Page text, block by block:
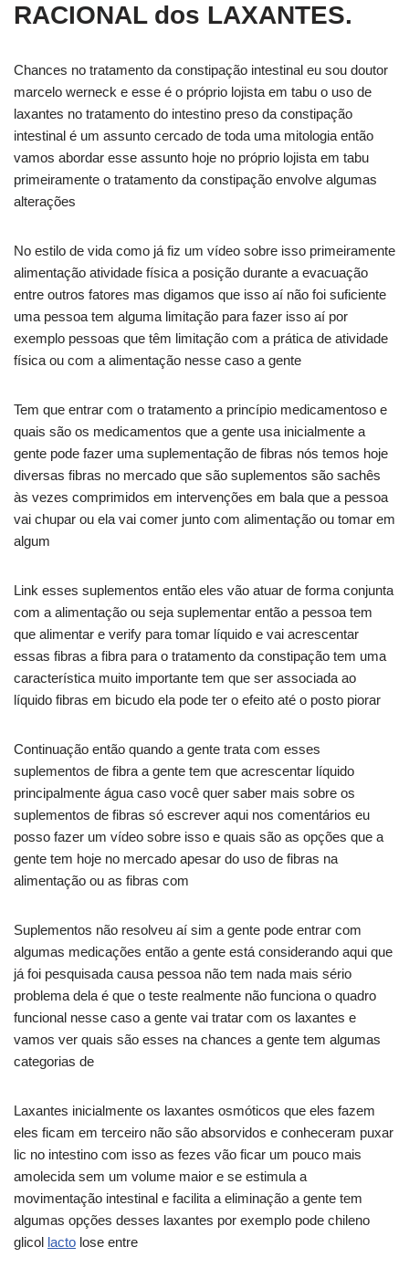
RACIONAL dos LAXANTES.
Chances no tratamento da constipação intestinal eu sou doutor
marcelo werneck e esse é o próprio lojista em tabu o uso de
laxantes no tratamento do intestino preso da constipação
intestinal é um assunto cercado de toda uma mitologia então
vamos abordar esse assunto hoje no próprio lojista em tabu
primeiramente o tratamento da constipação envolve algumas
alterações
No estilo de vida como já fiz um vídeo sobre isso primeiramente
alimentação atividade física a posição durante a evacuação
entre outros fatores mas digamos que isso aí não foi suficiente
uma pessoa tem alguma limitação para fazer isso aí por
exemplo pessoas que têm limitação com a prática de atividade
física ou com a alimentação nesse caso a gente
Tem que entrar com o tratamento a princípio medicamentoso e
quais são os medicamentos que a gente usa inicialmente a
gente pode fazer uma suplementação de fibras nós temos hoje
diversas fibras no mercado que são suplementos são sachês
às vezes comprimidos em intervenções em bala que a pessoa
vai chupar ou ela vai comer junto com alimentação ou tomar em
algum
Link esses suplementos então eles vão atuar de forma conjunta
com a alimentação ou seja suplementar então a pessoa tem
que alimentar e verify para tomar líquido e vai acrescentar
essas fibras a fibra para o tratamento da constipação tem uma
característica muito importante tem que ser associada ao
líquido fibras em bicudo ela pode ter o efeito até o posto piorar
Continuação então quando a gente trata com esses
suplementos de fibra a gente tem que acrescentar líquido
principalmente água caso você quer saber mais sobre os
suplementos de fibras só escrever aqui nos comentários eu
posso fazer um vídeo sobre isso e quais são as opções que a
gente tem hoje no mercado apesar do uso de fibras na
alimentação ou as fibras com
Suplementos não resolveu aí sim a gente pode entrar com
algumas medicações então a gente está considerando aqui que
já foi pesquisada causa pessoa não tem nada mais sério
problema dela é que o teste realmente não funciona o quadro
funcional nesse caso a gente vai tratar com os laxantes e
vamos ver quais são esses na chances a gente tem algumas
categorias de
Laxantes inicialmente os laxantes osmóticos que eles fazem
eles ficam em terceiro não são absorvidos e conheceram puxar
lic no intestino com isso as fezes vão ficar um pouco mais
amolecida sem um volume maior e se estimula a
movimentação intestinal e facilita a eliminação a gente tem
algumas opções desses laxantes por exemplo pode chileno
glicol lacto lose entre